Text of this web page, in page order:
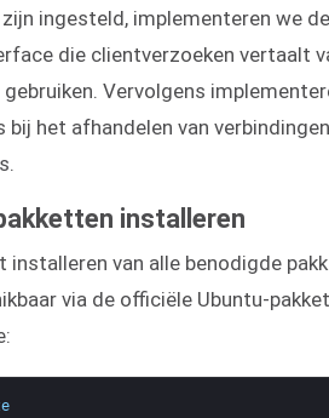
ingesteld, implementeren we
die clientverzoeken vertaalt
Vervolgens
bij het afhandelen van
installeren
installeren van alle benodigde
via de officiële Ubuntu-